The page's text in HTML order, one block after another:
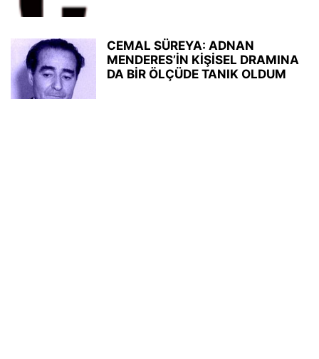
CEMAL SÜREYA: ADNAN
MENDERES’İN KİŞİSEL DRAMINA
DA BİR ÖLÇÜDE TANIK OLDUM